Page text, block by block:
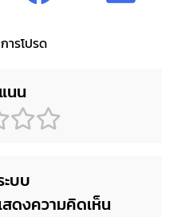
ารโปรด
นน
ะบบ
ดงความคิดเห็น